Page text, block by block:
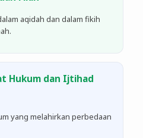
aqidah dan dalam fikih
Hukum dan Ijtihad
yang melahirkan perbedaan